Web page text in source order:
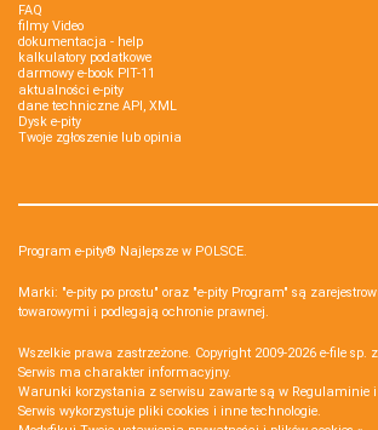
FAQ
filmy Video
dokumentacja - help
kalkulatory podatkowe
darmowy e-book PIT-11
aktualności e-pity
dane techniczne API, XML
Dysk e-pity
Twoje zgłoszenie lub opinia
Program e-pity® Najlepsze w POLSCE.
Marki: "e-pity po prostu" oraz "e-pity Program" są
towarowymi i podlegają ochronie prawnej.
Wszelkie prawa zastrzeżone. Copyright 2009-2026 e-file sp.
Serwis ma charakter informacyjny.
Warunki korzystania z serwisu zawarte są w Regulaminie i
Serwis wykorzystuje pliki cookies i inne technologie.